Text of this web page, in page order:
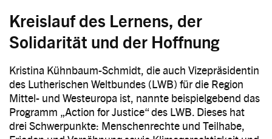
Kreislauf des Lernens, der
Solidarität und der Hoffnung
Kristina Kühnbaum-Schmidt, die auch Vizepräsidentin
des Lutherischen Weltbundes (LWB) für die Region
Mittel- und Westeuropa ist, nannte beispielgebend das
Programm „Action for Justice“ des LWB. Dieses hat
drei Schwerpunkte: Menschenrechte und Teilhabe,